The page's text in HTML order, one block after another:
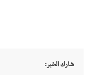
شارك الخبر: